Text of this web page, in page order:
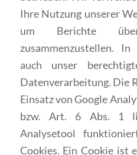
Ihre Nutzung unserer
um Berichte über
zusammenzustellen.
auch unser
Datenverarbeitung. Die
Einsatz von Google
bzw. Art. 6 Abs. 1
Analysetool
Cookies. Ein Cookie ist